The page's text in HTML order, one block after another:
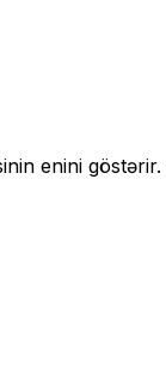
enini göstərir.